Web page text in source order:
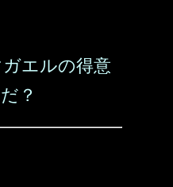
エルの得意
？